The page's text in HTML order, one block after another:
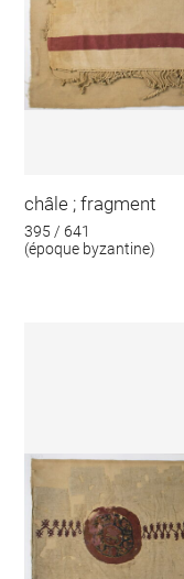
châle ; fragment
395 / 641
(époque byzantine)